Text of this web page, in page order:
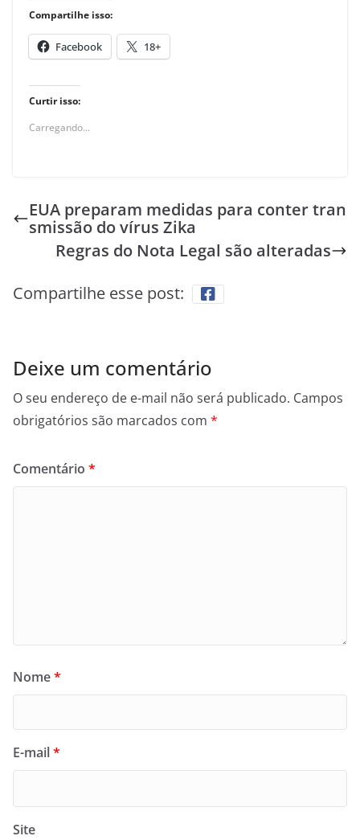
Compartilhe isso:
Facebook 18+
Curtir isso:
Carregando...
EUA preparam medidas para conter tran
smissão do vírus Zika
Regras do Nota Legal são alteradas
Compartilhe esse post:
Deixe um comentário
O seu endereço de e-mail não será publicado. Campos
obrigatórios são marcados com *
Comentário *
Nome*
E-mail*
Site